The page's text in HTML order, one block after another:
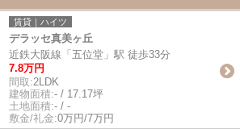
賃貸｜ハイツ
デラッセ真美ヶ丘
近鉄大阪線「五位堂」駅 徒歩33分
7.8万円
間取:2LDK
建物面積:- / 17.17坪
土地面積:- / -
敷金/礼金:0万円/7万円